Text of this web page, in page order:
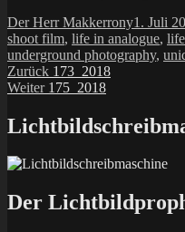
Autor
Der Herr Makkerrony
am
1. Juli
shoot film, life in analogue,
underground photography,
Beitragsnavigation
Zurück Vorheriger
Beitrag:
173_2018
Weiter Nächster
175_2018
Der